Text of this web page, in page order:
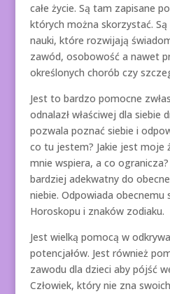
całe życie. Są tam zapisane
których można skorzystać.
nauki, które rozwijają
zawód, osobowość a nawet
określonych chorób czy
Jest to bardzo pomocne
odnalazł właściwej dla siebie
pozwala poznać siebie i
co tu jestem? Jakie jest moje
mnie wspiera, a co
bardziej adekwatny do
niebie. Odpowiada
Horoskopu i znaków zodiaku.
Jest wielką pomocą w
potencjałów. Jest również
zawodu dla dzieci aby pójść
Człowiek, który nie zna